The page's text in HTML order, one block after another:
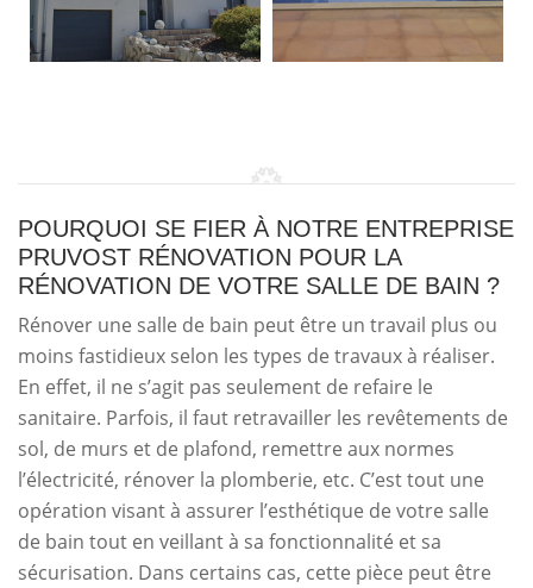
POURQUOI SE FIER À NOTRE ENTREPRISE
PRUVOST RÉNOVATION POUR LA
RÉNOVATION DE VOTRE SALLE DE BAIN ?
Rénover une salle de bain peut être un travail plus ou
moins fastidieux selon les types de travaux à réaliser.
En effet, il ne s’agit pas seulement de refaire le
sanitaire. Parfois, il faut retravailler les revêtements de
sol, de murs et de plafond, remettre aux normes
l’électricité, rénover la plomberie, etc. C’est tout une
opération visant à assurer l’esthétique de votre salle
de bain tout en veillant à sa fonctionnalité et sa
sécurisation. Dans certains cas, cette pièce peut être